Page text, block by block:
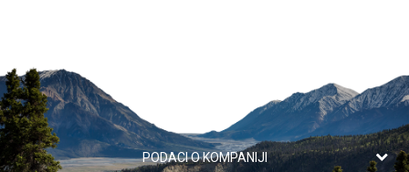
PODACI O KOMPANIJI